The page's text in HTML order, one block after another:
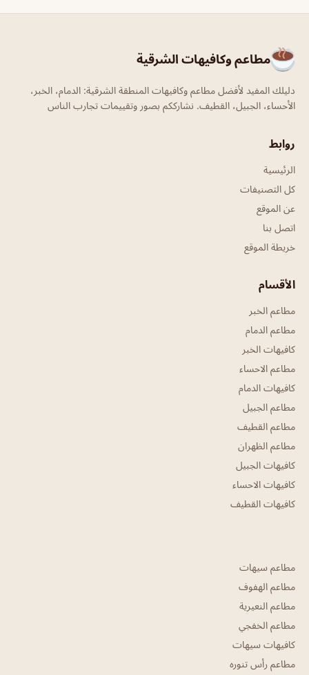
مطاعم وكافيهات الشرقية
دليلك المفيد لأفضل مطاعم وكافيهات المنطقة الشرقية: الدمام، الخبر،
الأحساء، الجبيل، القطيف. نشارككم بصور وتقييمات تجارب الناس
روابط
الرئيسية
كل التصنيفات
عن الموقع
اتصل بنا
خريطة الموقع
الأقسام
مطاعم الخبر
مطاعم الدمام
كافيهات الخبر
مطاعم الاحساء
كافيهات الدمام
مطاعم الجبيل
مطاعم القطيف
مطاعم الظهران
كافيهات الجبيل
كافيهات الاحساء
كافيهات القطيف
مطاعم سيهات
مطاعم الهفوف
مطاعم النعيرية
مطاعم الخفجي
كافيهات سيهات
مطاعم رأس تنوره